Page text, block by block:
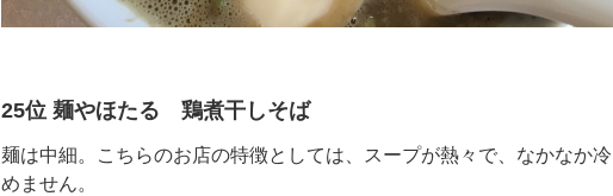
25位 麺やほたる 鶏煮干しそば
麺は中細。こちらのお店の特徴としては、スープが熱々で、なかなか冷
めません。